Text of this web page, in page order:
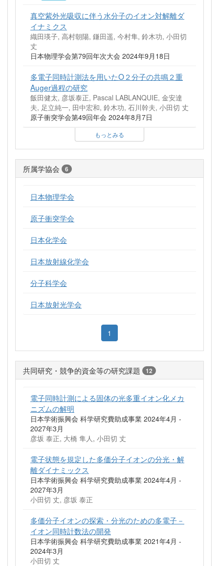
真空紫外光吸収に伴う水分子のイオン対解離ダ
イナミクス
織田瑛子, 高村朝陽, 鎌田遥, 今村隼, 鈴木功, 小田切
丈
日本物理学会第79回年次大会 2024年9月18日
多電子同時計測法を用いたO２分子の共鳴２重
Auger過程の研究
飯田健太, 彦坂泰正, Pascal LABLANQUIE, 金安達
夫, 足立純一, 田中宏和, 鈴木功, 石川幹夫, 小田切 丈
原子衝突学会第49回年会 2024年8月7日
もっとみる
所属学協会 6
日本物理学会
原子衝突学会
日本化学会
日本放射線化学会
分子科学会
日本放射光学会
1
共同研究・競争的資金等の研究課題 12
電子同時計測による固体の光多重イオン化メカ
ニズムの解明
日本学術振興会 科学研究費助成事業 2024年4月 -
2027年3月
彦坂 泰正, 大橋 隼人, 小田切 丈
電子状態を規定した多価分子イオンの分光・解
離ダイナミックス
日本学術振興会 科学研究費助成事業 2024年4月 -
2027年3月
小田切 丈, 彦坂 泰正
多価分子イオンの探索・分光のための多電子－
イオン同時計数法の開発
日本学術振興会 科学研究費助成事業 2021年4月 -
2024年3月
小田切 丈